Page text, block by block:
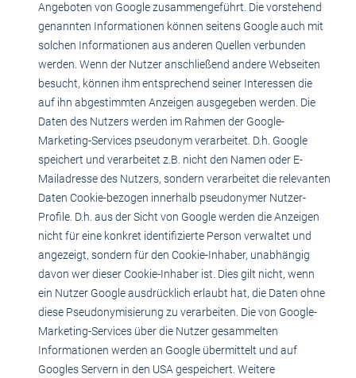
Angeboten von Google zusammengeführt. Die vorstehend
genannten Informationen können seitens Google auch mit
solchen Informationen aus anderen Quellen verbunden
werden. Wenn der Nutzer anschließend andere Webseiten
besucht, können ihm entsprechend seiner Interessen die
auf ihn abgestimmten Anzeigen ausgegeben werden. Die
Daten des Nutzers werden im Rahmen der Google-
Marketing-Services pseudonym verarbeitet. D.h. Google
speichert und verarbeitet z.B. nicht den Namen oder E-
Mailadresse des Nutzers, sondern verarbeitet die relevanten
Daten Cookie-bezogen innerhalb pseudonymer Nutzer-
Profile. D.h. aus der Sicht von Google werden die Anzeigen
nicht für eine konkret identifizierte Person verwaltet und
angezeigt, sondern für den Cookie-Inhaber, unabhängig
davon wer dieser Cookie-Inhaber ist. Dies gilt nicht, wenn
ein Nutzer Google ausdrücklich erlaubt hat, die Daten ohne
diese Pseudonymisierung zu verarbeiten. Die von Google-
Marketing-Services über die Nutzer gesammelten
Informationen werden an Google übermittelt und auf
Googles Servern in den USA gespeichert. Weitere